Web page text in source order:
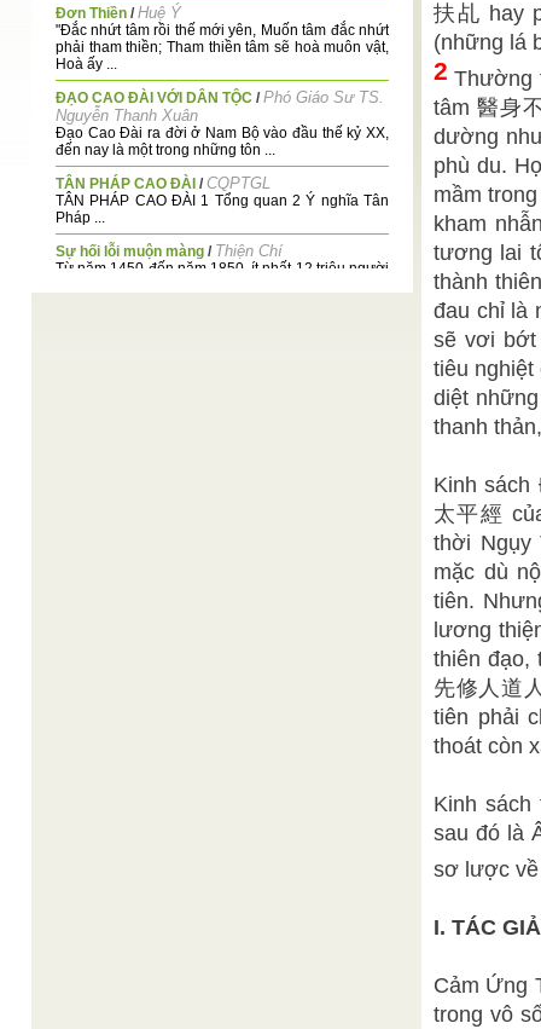
Đơn Thiền /Huệ Ý
"Ðắc nhứt tâm rồi thế mới yên, Muốn tâm đắc nhứt
phải tham thiền; Tham thiền tâm sẽ hoà muôn vật,
Hoà ấy ...
ĐẠO CAO ĐÀI VỚI DÂN TỘC /Phó Giáo Sư TS.
Nguyễn Thanh Xuân
Đạo Cao Đài ra đời ở Nam Bộ vào đầu thế kỷ XX,
đến nay là một trong những tôn ...
TÂN PHÁP CAO ĐÀI /CQPTGL
TÂN PHÁP CAO ĐÀI 1 Tổng quan 2 Ý nghĩa Tân
Pháp ...
Sự hối lỗi muộn màng / Thiện Chí
Từ năm 1450 đến năm 1850, ít nhất 12 triệu người
扶乩 hay
(những lá
2 Thường
tâm 醫身
dường
phù du.
mầm
kham
tương lai
thành
đau chỉ là
sẽ vơi bớt
tiêu nghiệt
diệt
thanh
Kinh sách
太平經
thời Ngụy
mặc dù
tiên.
lương
thiên đạo,
先修人道
tiên phải
thoát còn
Kinh
sau đó là
sơ lược
I. TÁC
Cảm Ứng
trong vô